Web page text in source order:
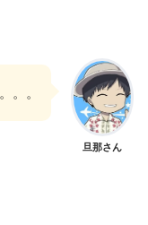
旦那さん
。。